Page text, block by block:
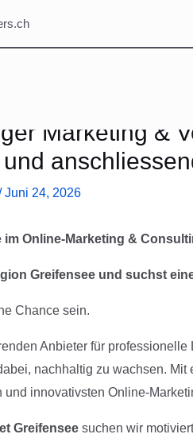
Marketing &
Juni 24, 2026
im Online-Marketing &
Greifensee und suchst
Chance sein.
Anbieter für
nachhaltig zu wachsen.
und innovativsten Online-
Greifenseesuchen wir